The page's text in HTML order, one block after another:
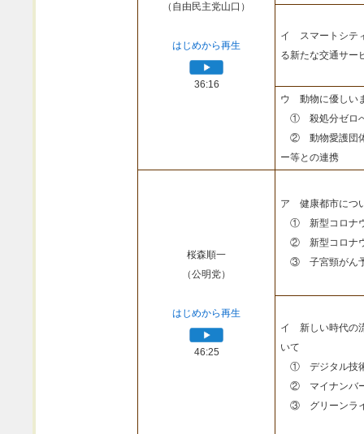
（自由民主党山口）
はじめから再生
36:16
イ スマートシテ
る新たな交通サー
ウ 動物に優しい
① 殺処分ゼロへ
② 動物愛護団体
ー等との連携
桜森順一
（公明党）
はじめから再生
46:25
ア 健康都市につ
① 新型コロナウ
② 新型コロナウ
③ 子宮頸がん予
イ 新しい時代の
いて
① デジタル技
② マイナンバ
③ グリーンライ